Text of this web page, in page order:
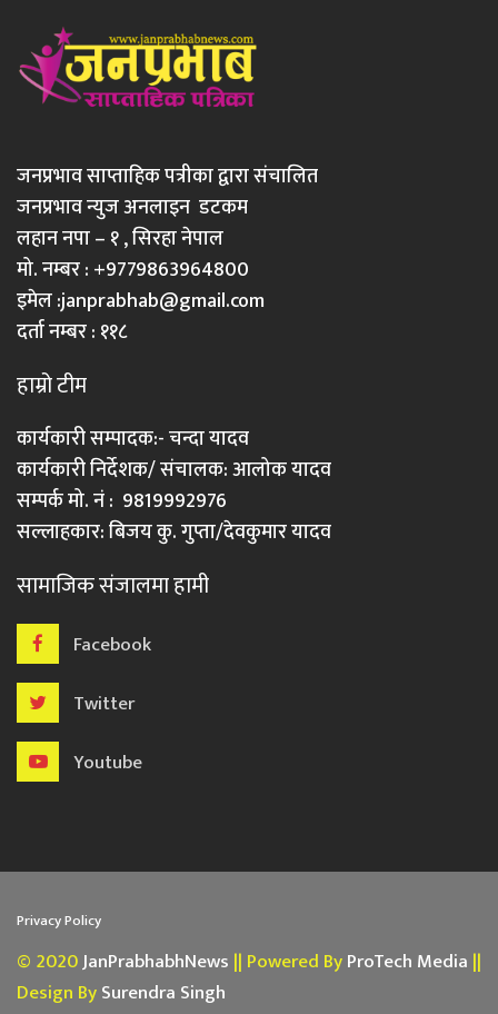
जनप्रभाव साप्ताहिक पत्रीका द्वारा संचालित
जनप्रभाव न्युज अनलाइन डटकम
लहान नपा – १ , सिरहा नेपाल
मो. नम्बर : +9779863964800
इमेल :janprabhab@gmail.com
दर्ता नम्बर : ११८
हाम्रो टीम
कार्यकारी सम्पादक:- चन्दा यादव
कार्यकारी निर्देशक/ संचालक: आलोक यादव
सम्पर्क मो. नं : 9819992976
सल्लाहकार: बिजय कु. गुप्ता/देवकुमार यादव
सामाजिक संजालमा हामी
Facebook
Twitter
Youtube
Privacy Policy
© 2020JanPrabhabhNews || Powered ByProTech Media ||
Design BySurendra Singh